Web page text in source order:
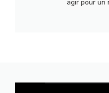
agir pour un